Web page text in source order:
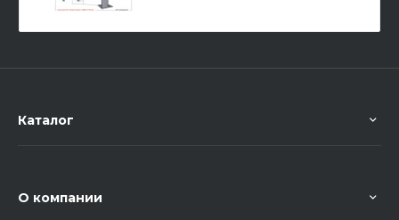
Каталог
О компании